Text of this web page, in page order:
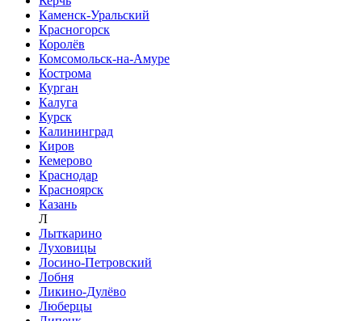
Каменск-Уральский
Красногорск
Королёв
Комсомольск-на-Амуре
Кострома
Курган
Калуга
Курск
Калининград
Киров
Кемерово
Краснодар
Красноярск
Казань
Л
Лыткарино
Луховицы
Лосино-Петровский
Лобня
Ликино-Дулёво
Люберцы